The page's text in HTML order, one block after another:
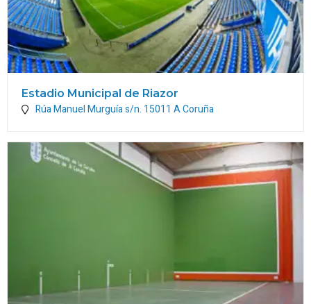
Estadio Municipal de Riazor
Rúa Manuel Murguía s/n. 15011 A Coruña